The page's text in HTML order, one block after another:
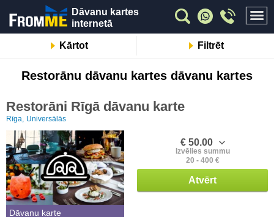
Dāvanu kartes
internetā
Kārtot Filtrēt
Restorānu dāvanu kartes dāvanu kartes
Restorāni Rīgā dāvanu karte
Rīga, Universālās
Dāvanu karte
€ 50.00
Izvēlies summu
20 - 400 €
Atvērt